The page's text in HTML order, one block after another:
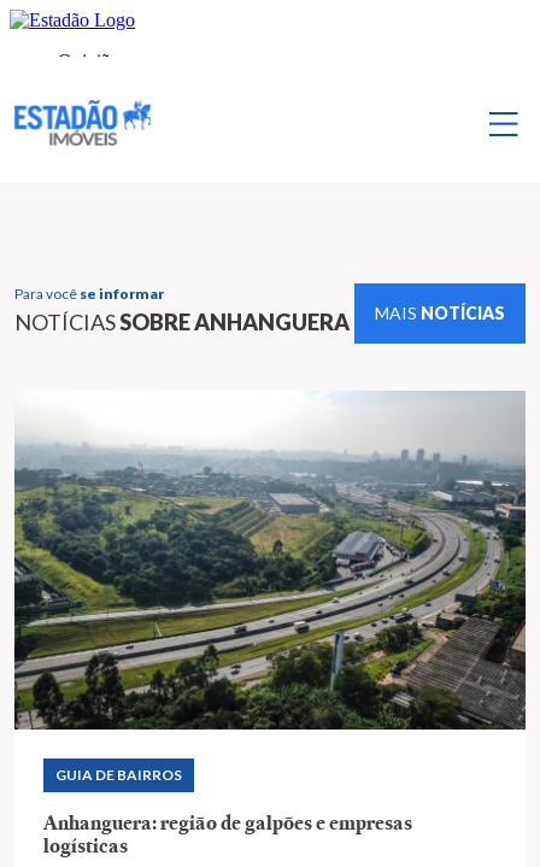
Para você se informar
NOTÍCIASSOBRE ANHANGUERA MAIS NOTÍCIAS
GUIA DE BAIRROS
Anhanguera: região de galpões e empresas
logísticas